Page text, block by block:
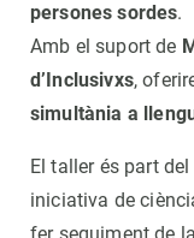
persones sordes.
Amb el suport de
d’Inclusivxs,
simultània a
El taller és part
iniciativa de